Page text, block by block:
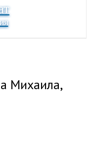
Михаила,